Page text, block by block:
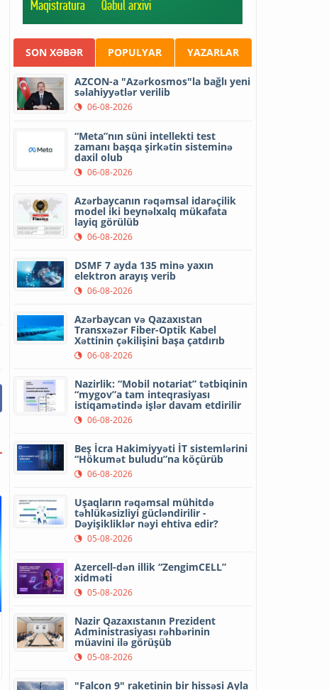
SON XƏBƏR POPULYAR YAZARLAR
AZCON-a "Azərkosmos"la bağlı yeni
səlahiyyətlər verilib
06-08-2026
“Meta”nın süni intellekti test
zamanı başqa şirkətin sisteminə
daxil olub
06-08-2026
Azərbaycanın rəqəmsal idarəçilik
model iki beynəlxalq mükafata
layiq görülüb
06-08-2026
DSMF 7 ayda 135 minə yaxın
elektron arayış verib
06-08-2026
Azərbaycan və Qazaxıstan
Transxəzər Fiber-Optik Kabel
Xəttinin çəkilişini başa çatdırıb
06-08-2026
Nazirlik: “Mobil notariat” tətbiqinin
“mygov”a tam inteqrasiyası
istiqamətində işlər davam etdirilir
06-08-2026
Beş İcra Hakimiyyəti İT sistemlərini
“Hökumət buludu”na köçürüb
06-08-2026
Uşaqların rəqəmsal mühitdə
təhlükəsizliyi gücləndirilir -
Dəyişikliklər nəyi ehtiva edir?
05-08-2026
Azercell-dən illik “ZengimCELL”
xidməti
05-08-2026
Nazir Qazaxıstanın Prezident
Administrasiyası rəhbərinin
müavini ilə görüşüb
05-08-2026
"Falcon 9" raketinin bir hissəsi Ayla